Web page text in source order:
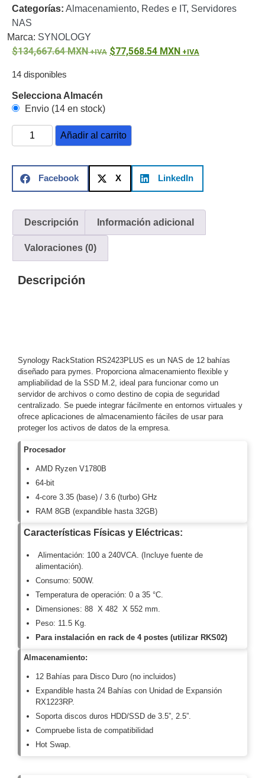
o
de
VideoTransceptores
de Video
Conectores
Adaptador
a
RCA
Audio
VideoCable
Coaxial y
ConectoresCables
Armados -
CoaxialCategoría
5eFibra
ÓpticaPara
y
Cámaras
IP y NVRs
Ambientes
Salinos
(Anticorrosión)AntiexplosiónBalaCodificadores
y
Decodificadores
VideoCubo Domo
/ Eyeball /
TurretFisheye
y
HemisféricasLente
Network
Cámaras
HD
TurboHD
/ AHD /
HD-TVI
Ambientes
SalinosAntiexplosión
/ Eyeball /
Categorías: Almacenamiento, Redes e IT, Servidores
NAS
Marca: SYNOLOGY
134,667.64MXN 77,568.54 MXN
14 disponibles
Selecciona Almacén
Envio (14 en stock)
Añadir al carrito
Facebook X LinkedIn
Descripción Información adicional
Valoraciones (0)
Descripción
Synology RackStation RS2423PLUS es un NAS de 12 bahías
diseñado para pymes. Proporciona almacenamiento flexible y
ampliabilidad de la SSD M.2, ideal para funcionar como un
servidor de archivos o como destino de copia de seguridad
centralizado. Se puede integrar fácilmente en entornos virtuales y
ofrece aplicaciones de almacenamiento fáciles de usar para
proteger los activos de datos de la empresa.
Procesador
AMD Ryzen V1780B
64-bit
4-core 3.35 (base) / 3.6 (turbo) GHz
RAM 8GB (expandible hasta 32GB)
Características Físicas y Eléctricas:
Alimentación: 100 a 240VCA. (Incluye fuente de
alimentación).
Consumo: 500W.
Temperatura de operación: 0 a 35 °C.
Dimensiones: 88 X 482 X 552 mm.
Peso: 11.5 Kg.
Para instalación en rack de 4 postes (utilizar RKS02)
Almacenamiento:
12 Bahías para Disco Duro (no incluidos)
Expandible hasta 24 Bahías con Unidad de Expansión
RX1223RP.
Soporta discos duros HDD/SSD de 3.5”, 2.5”.
Compruebe lista de compatibilidad
Hot Swap.